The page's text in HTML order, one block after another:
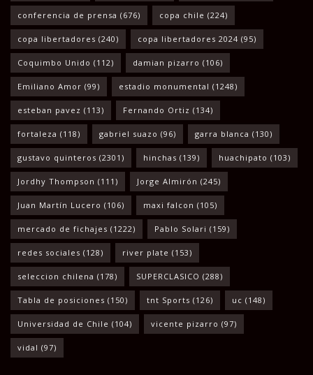
conferencia de prensa (676) copa chile (224)
copa libertadores (240) copa libertadores 2024 (95)
Coquimbo Unido (112) damian pizarro (106)
Emiliano Amor (99) estadio monumental (1248)
esteban pavez (113) Fernando Ortiz (134)
fortaleza (118) gabriel suazo (96) garra blanca (130)
gustavo quinteros (2301) hinchas (139) huachipato (103)
Jordhy Thompson (111) Jorge Almirón (245)
Juan Martín Lucero (106) maxi falcon (105)
mercado de fichajes (1222) Pablo Solari (159)
redes sociales (128) river plate (153)
seleccion chilena (178) SUPERCLASICO (288)
Tabla de posiciones (150) tnt Sports (126) uc (148)
Universidad de Chile (104) vicente pizarro (97)
vidal (97)